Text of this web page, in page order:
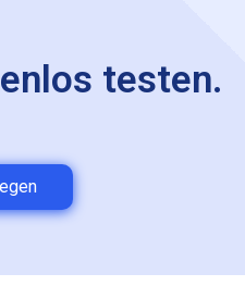
testen.